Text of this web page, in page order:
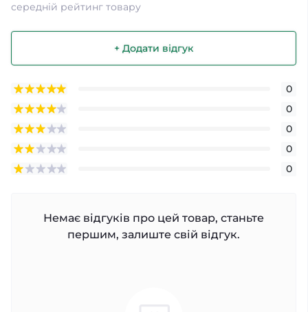
середній рейтинг товару
+ Додати відгук
0
0
0
0
0
Немає відгуків про цей товар, станьте
першим, залиште свій відгук.